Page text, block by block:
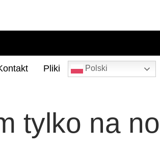
Pliki Polski
tylko na